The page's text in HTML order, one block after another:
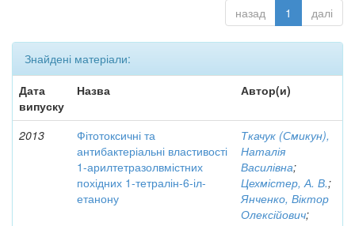
назад 1 далі
Знайдені матеріали:
Дата
випуску
Назва Автор(и)
2013
Фітотоксичні та
антибактеріальні властивості
1-арилтетразолвмістних
похідних 1-тетралін-6-іл-
етанону
Ткачук (Смикун),
Наталія
Василівна;
Цехмістер, А. В.;
Янченко, Віктор
Олексійович;